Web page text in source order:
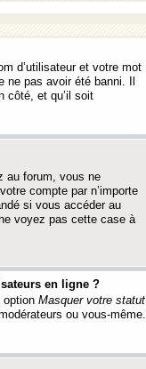
d’utilisateur et votre mot
pas avoir été banni. Il
côté, et qu’il soit
au forum, vous ne
compte par n’importe
si vous accéder au
voyez pas cette case à
en ligne ?
option Masquer votre statut
ou vous-même.